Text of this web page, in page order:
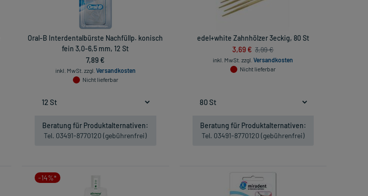
Oral-B Interdentalbürste Nachfüllp. konisch
fein 3,0-6,5 mm, 12 St
7,89 €
inkl. MwSt. zzgl. Versandkosten
Nicht lieferbar
Beratung für Produktalternativen:
Tel. 03491-8770120 (gebührenfrei)
edel+white Zahnhölzer 3eckig, 80 St
3,69 € 3,99 €
inkl. MwSt. zzgl.Versandkosten
Nicht lieferbar
Beratung für Produktalternativen:
Tel. 03491-8770120 (gebührenfrei)
-14%*